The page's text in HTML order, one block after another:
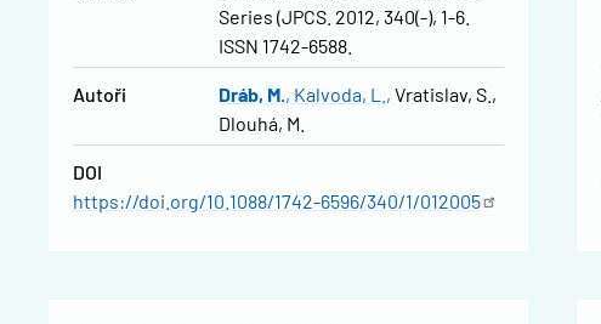
Series (JPCS. 2012, 340(-), 1-6.
ISSN 1742-6588.
Autoři Dráb, M. Kalvoda, L.
Vratislav, S.
Dlouhá, M.
DOI
https://doi.org/10.1088/1742-6596/340/1/012005